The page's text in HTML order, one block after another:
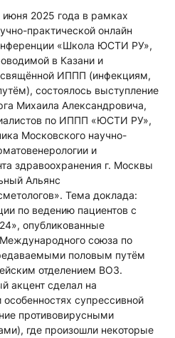
июня 2025 года в рамках
практической онлайн
«Школа ЮСТИ РУ»,
в Казани и
ИППП (инфекциям,
состоялось выступление
Михаила Александровича,
по ИППП «ЮСТИ РУ»,
Московского научно-
и
здравоохранения г. Москвы
Альянс
Тема доклада:
по ведению пациентов с
опубликованные
союза по
половым путём
отделением ВОЗ.
акцент сделал на
супрессивной
противовирусными
где произошли некоторые